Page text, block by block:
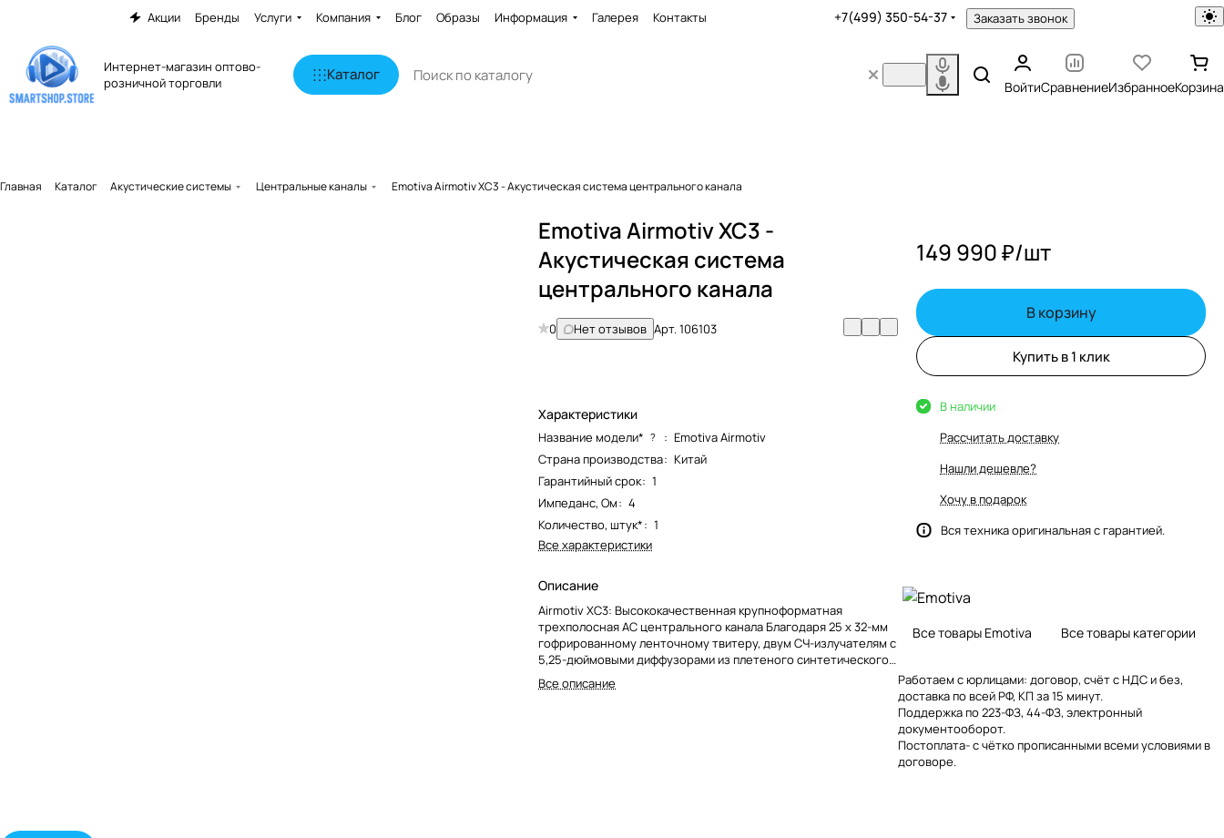
Акции Бренды Услуги Компания Блог Образы Информация Галерея Контакты +7(499) 350-54-37 Заказать звонок
Интернет-магазин оптово-
розничной торговли
Каталог
ВойтиСравнениеИзбранноеКорзина
Главная Каталог Акустические системы Центральные каналы Emotiva Airmotiv XC3 - Акустическая система центрального канала
Emotiva Airmotiv XC3 -
Акустическая система
центрального канала
0 Нет отзывов Арт.106103
Характеристики
Название модели* ? : Emotiva Airmotiv
Страна производства: Китай
Гарантийный срок: 1
Импеданс, Ом: 4
Количество, штук*: 1
Все характеристики
Описание
Airmotiv XC3: Высококачественная крупноформатная
трехполосная АС центрального канала Благодаря 25 x 32-мм
гофрированному ленточному твитеру, двум СЧ-излучателям с
5,25-дюймовыми диффузорами из плетеного синтетического
волокна и четырем 6-дюймовым НЧ-динамикам эта модель
идеально подходит для использования в составе
Все описание
149 990 ₽/шт
В корзину
Купить в 1 клик
В наличии
Рассчитать доставку
Нашли дешевле?
Хочу в подарок
Вся техника оригинальная с гарантией.
Все товары Emotiva Все товары категории
Работаем с юрлицами: договор, счёт с НДС и без,
доставка по всей РФ, КП за 15 минут.
Поддержка по 223-ФЗ, 44-ФЗ, электронный
документооборот.
Постоплата- с чётко прописанными всеми условиями в
договоре.